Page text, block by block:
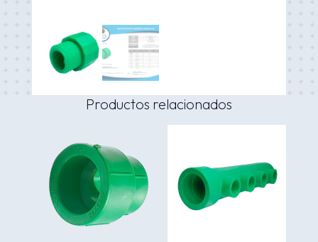
Productos relacionados